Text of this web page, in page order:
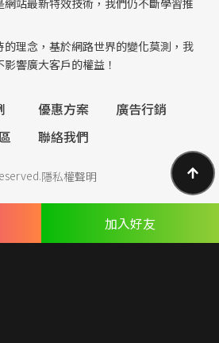
站最新特效技術，我們仍不斷學習推
理念，基於網路世界的變化莫測，我
響廣大客戶的權益！
優惠方案
廣告行銷
聯絡我們
隱私權聲明
加入好友